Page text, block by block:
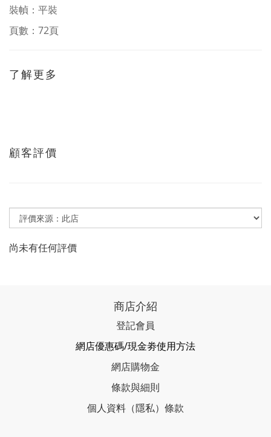
裝幀：平裝
頁數：72頁
了解更多
顧客評價
尚未有任何評價
商店介紹
登記會員
網店優惠碼/現金劵使用方法
網店購物金
條款與細則
個人資料（隱私）條款